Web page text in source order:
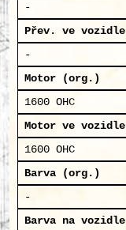
-
Přev. ve vozidle
-
Motor (org.)
1600 OHC
Motor ve vozidle
1600 OHC
Barva (org.)
-
Barva na vozidle